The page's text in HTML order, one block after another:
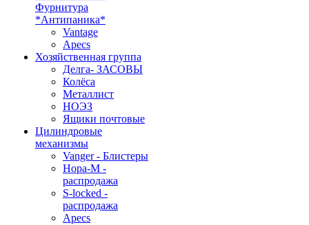
Фурнитура
*Антипаника*
Vantage
Apecs
Хозяйственная группа
Делга- ЗАСОВЫ
Колёса
Металлист
НОЭЗ
Ящики почтовые
Цилиндровые
механизмы
Vanger - Блистеры
Нора-М -
распродажа
S-locked -
распродажа
Apecs